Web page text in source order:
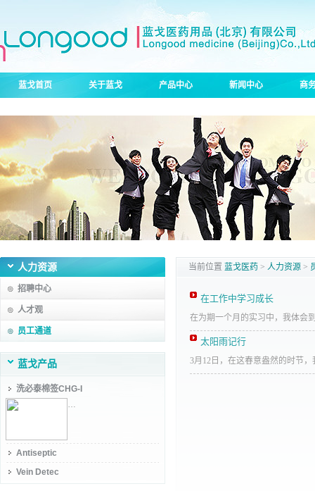
蓝戈首页 关于蓝戈 产品中心 新闻中心 商
人力资源
招聘中心
人才观
员工通道
蓝戈产品
洗必泰棉签CHG-I
…
Antiseptic
Vein Detec
当前位置 蓝戈医药 > 人力资源 >
在工作中学习成长
在为期一个月的实习中，我体会
太阳雨记行
3月12日，在这春意盎然的时节